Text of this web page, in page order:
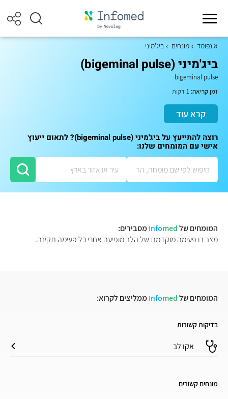
אינפומד מונחים ביג'מיני
ביג'מיני (bigeminal pulse)
bigeminal pulse
זמן קריאה:
קרא עוד
רוצה להתייעץ על ביג'מיני (bigeminal pulse)? לתאום ייעוץ
אישי עם המומחים שלנו:
המומחים של Infomed
מסבירים:
מצב בו פעימה מוקדמת של הלב מופיעה אחרי כל פעימה תקינה.
המומחים של Infomed ממליצים לקרוא:
בדיקות קשורות
אקו לב
מונחים קשורים